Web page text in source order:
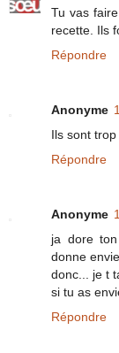
Tu vas
recette. Ils
Répondre
Anonyme
Ils sont
Répondre
Anonyme
ja dore
donne envie
donc... je t
si tu as
Répondre